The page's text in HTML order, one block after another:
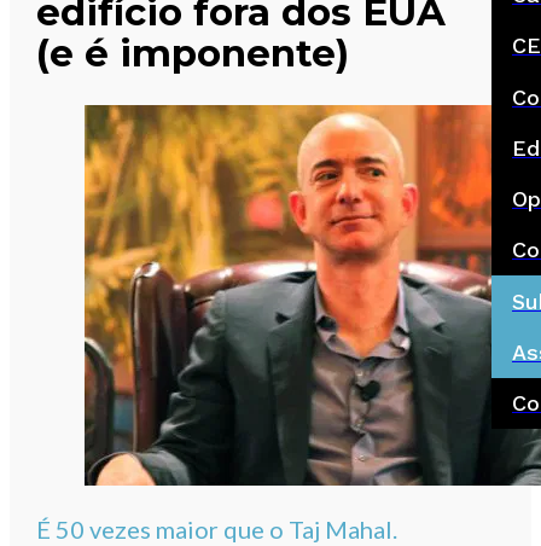
edifício fora dos EUA
(e é imponente)
É 50 vezes maior que o Taj Mahal.